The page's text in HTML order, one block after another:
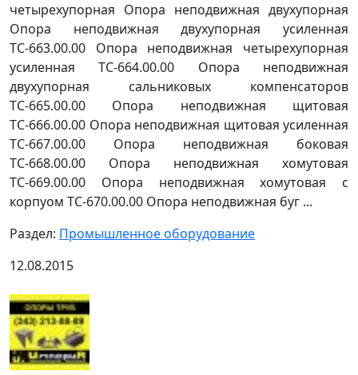
четырехупорная Опора неподвижная двухупорная
Опора неподвижная двухупорная усиленная
ТС-663.00.00 Опора неподвижная четырехупорная
усиленная ТС-664.00.00 Опора неподвижная
двухупорная сальниковых компенсаторов
ТС-665.00.00 Опора неподвижная щитовая
ТС-666.00.00 Опора неподвижная щитовая усиленная
ТС-667.00.00 Опора неподвижная боковая
ТС-668.00.00 Опора неподвижная хомутовая
ТС-669.00.00 Опора неподвижная хомутовая с
корпуом ТС-670.00.00 Опора неподвижная буг ...
Раздел: Промышленное оборудование
12.08.2015